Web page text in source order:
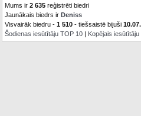
Mums ir 2 635reģistrēti biedri
Jaunākais biedrs ir Deniss
Visvairāk biedru - 1 510- tiešsaistē bijuši
Šodienas iesūtītāju TOP 10| Kopējais iesūtītāju